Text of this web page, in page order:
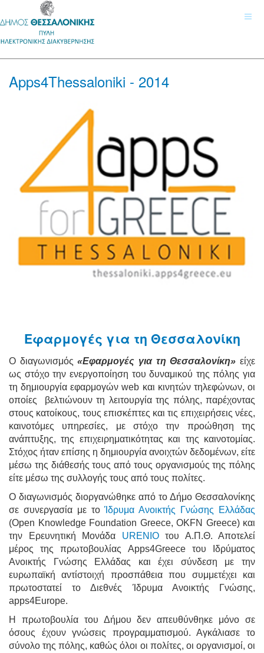
Apps4Thessaloniki - 2014
Εφαρμογές για τη Θεσσαλονίκη
Ο διαγωνισμός«Εφαρμογές για τη Θεσσαλονίκη» είχε
ως στόχο την ενεργοποίηση του δυναμικού της πόλης για
τη δημιουργία εφαρμογών web και κινητών τηλεφώνων, οι
οποίες βελτιώνουν τη λειτουργία της πόλης, παρέχοντας
στους κατοίκους, τους επισκέπτες και τις επιχειρήσεις νέες,
καινοτόμες υπηρεσίες, με στόχο την προώθηση της
ανάπτυξης, της επιχειρηματικότητας και της καινοτομίας.
Στόχος ήταν επίσης η δημιουργία ανοιχτών δεδομένων, είτε
μέσω της διάθεσής τους από τους οργανισμούς της πόλης
είτε μέσω της συλλογής τους από τους πολίτες.
Ο διαγωνισμός διοργανώθηκε από το Δήμο Θεσσαλονίκης
σε συνεργασία με τοΊδρυμα Ανοικτής Γνώσης Ελλάδας
(Open Knowledge Foundation Greece, OKFN Greece) και
την Ερευνητική Μονάδα URENIOτου Α.Π.Θ. Αποτελεί
μέρος της πρωτοβουλίας Apps4Greece του Ιδρύματος
Ανοικτής Γνώσης Ελλάδας και έχει σύνδεση με την
ευρωπαϊκή αντίστοιχή προσπάθεια που συμμετέχει και
πρωτοστατεί το Διεθνές Ίδρυμα Ανοικτής Γνώσης,
apps4Europe.
Η πρωτοβουλία του Δήμου δεν απευθύνθηκε μόνο σε
όσους έχουν γνώσεις προγραμματισμού. Αγκάλιασε το
σύνολο της πόλης, καθώς όλοι οι πολίτες, οι οργανισμοί, οι